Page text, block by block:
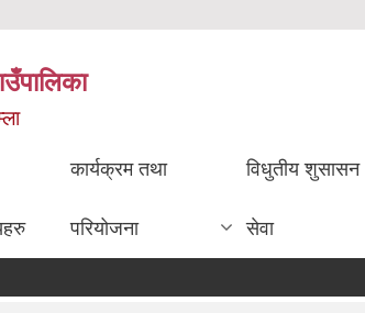
कार्यक्रम तथा
परियोजना
विधुतीय शुसासन
सेवा